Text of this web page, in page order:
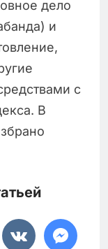
дело
и
с
В